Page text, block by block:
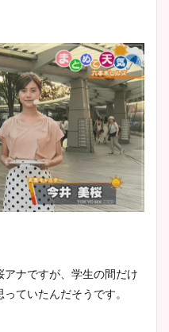
ナですが、学生の間だけ
ていたんだそうです。